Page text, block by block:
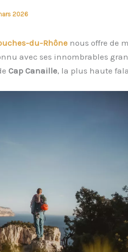
2026
du-Rhône nous offre de
avec ses innombrables
Cap Canaille, la plus haute